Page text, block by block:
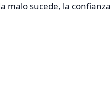
malo sucede, la confianza